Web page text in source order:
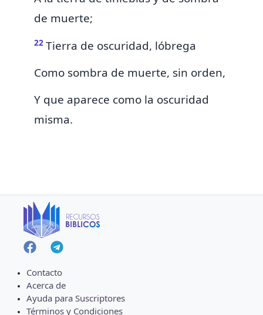
de muerte;
22 Tierra de oscuridad, lóbrega
Como sombra de muerte, sin orden,
Y que aparece como la oscuridad
misma.
Contacto
Acerca de
Ayuda para Suscriptores
Términos y Condiciones